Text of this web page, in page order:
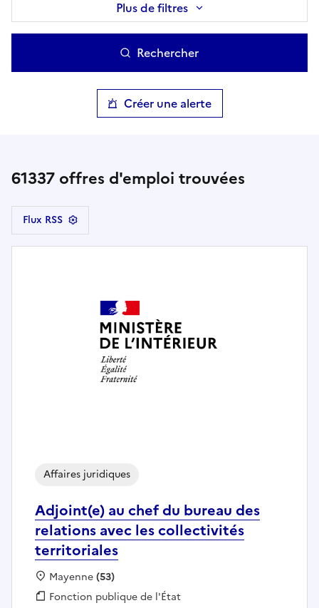
Plus de filtres
Rechercher
Créer une alerte
61337 offres d'emploi trouvées
Flux RSS
Adjoint(e) au chef du bureau des
relations avec les collectivités
territoriales
Affaires juridiques
Localisation :
Mayenne(53)
Fonction publique :
Fonction publique de l'État